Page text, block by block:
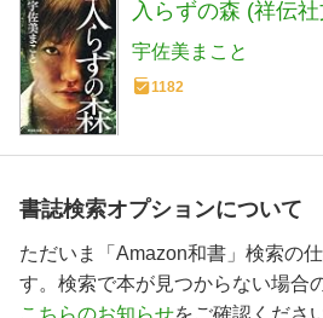
入らずの森 (祥伝
宇佐美まこと
1182
書誌検索オプションについて
ただいま「Amazon和書」検索の
す。検索で本が見つからない場合
こちらのお知らせをご確認くださ